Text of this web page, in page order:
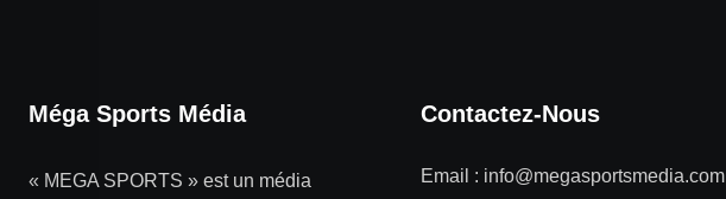
Méga Sports Média
« MEGA SPORTS » est un média
Contactez-Nous
Email : info@megasportsmedia.com